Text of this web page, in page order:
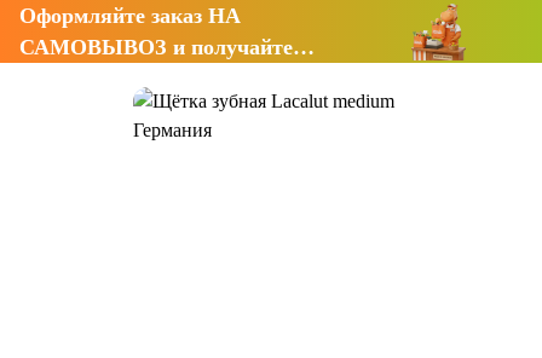
Оформляйте заказ НА
САМОВЫВОЗ и получайте